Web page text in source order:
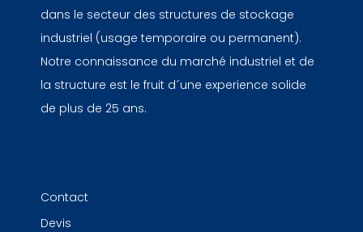
dans le secteur des structures de stockage
industriel (usage temporaire ou permanent).
Notre connaissance du marché industriel et de
la structure est le fruit d´une experience solide
de plus de 25 ans.
Contact
Devis